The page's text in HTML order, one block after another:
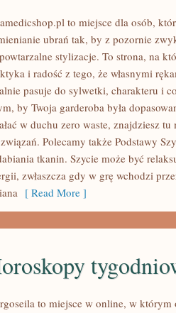
to miejsce dla osób,
ubrań tak, by z pozornie
stylizacje. To strona, na
i radość z tego, że własnymi
pasuje do sylwetki, charakteru i
by Twoja garderoba była
w duchu zero waste, znajdziesz
Polecamy także Podstawy
tkanin. Szycie może być
zwłaszcza gdy w grę wchodzi
[ Read More ]
to miejsce w online, w którym